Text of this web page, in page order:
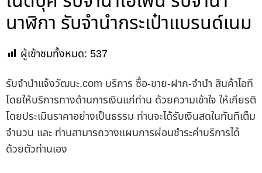
นาฬิกา รับจำนำกระเป๋าแบรนด์เนม
ผู้เข้าชมทั้งหมด: 537
รับจํานําแจ้งวัฒนะ.com บริการ ซื้อ-ขาย-ฝาก-จำนำ สินค้าไอที
โดยให้บริการทางด้านการเงินแก่ท่าน ด้วยความเข้าใจ ให้เกียรติ
โดยประเมินราคาอย่างเป็นธรรม ท่านจะได้รับเงินสดในทันทีเต็ม
จำนวน และ ท่านสามารถวางแผนการผ่อนชำระค่าบริการได้
ด้วยตัวท่านเอง